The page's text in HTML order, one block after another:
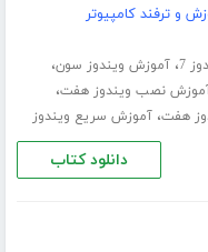
و ترفند کامپیوتر
7 ،آموزش ویندوز سون،
نصب ویندوز هفت،
هفت،آموزش سریع ویندوز
دانلود کتاب